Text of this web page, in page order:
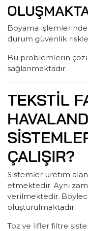
Boyama
durum güvenlik
Bu problemlerin
sağlanmaktadır.
TEKSTIL
ÇALIŞIR?
Sistemler üretim
etmektedir. Aynı
verilmektedir.
oluşturulmaktadır.
Toz ve lifler filtre